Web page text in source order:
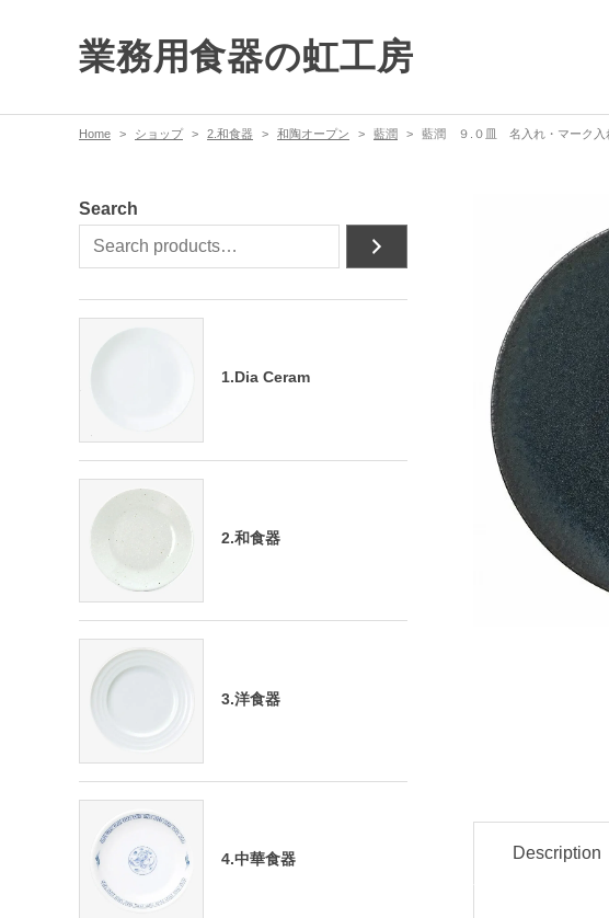
業務用食器の虹工房
Home ショップ 2.和食器 和陶オープン 藍潤 藍潤 ９.０皿 名入れ・マーク入
Description
Search
1.Dia Ceram
2.和食器
3.洋食器
4.中華食器